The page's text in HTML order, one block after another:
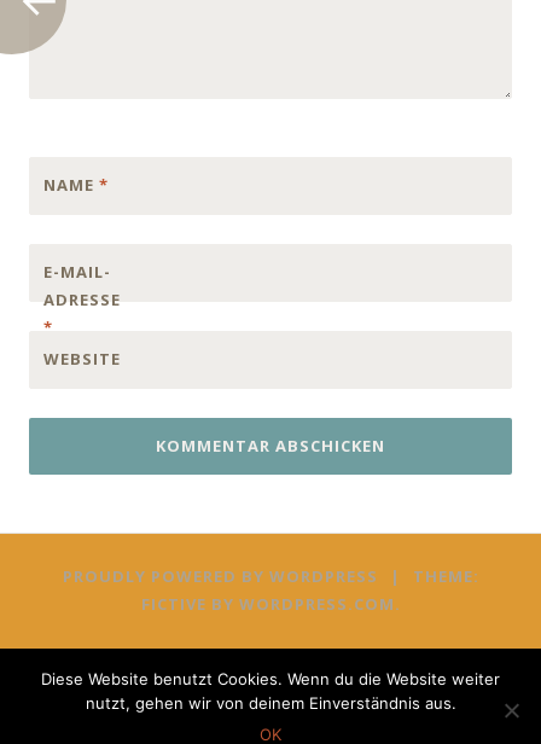
NAME *
E-MAIL-
ADRESSE
*
WEBSITE
PROUDLY POWERED BY WORDPRESS |
THEME:
FICTIVE BY WORDPRESS.COM.
Diese Website benutzt Cookies. Wenn du die Website weiter
nutzt, gehen wir von deinem Einverständnis aus.
OK